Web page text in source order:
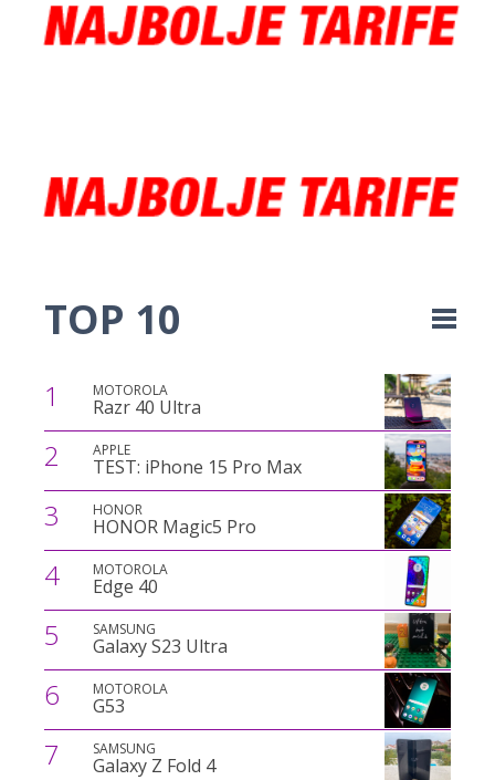
TOP 10
1 MOTOROLA
Razr 40 Ultra
2 APPLE
TEST: iPhone 15 Pro Max
3 HONOR
HONOR Magic5 Pro
4 MOTOROLA
Edge 40
5 SAMSUNG
Galaxy S23 Ultra
6 MOTOROLA
G53
7 SAMSUNG
Galaxy Z Fold 4